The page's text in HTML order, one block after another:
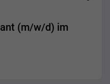
(m/w/d) im